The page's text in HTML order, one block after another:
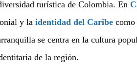
turística de Colombia. En
y la identidad del Caribe
se centra en la cultura
de la región.